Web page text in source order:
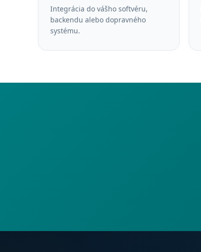
Integrácia do vášho softvéru,
backendu alebo dopravného
systému.